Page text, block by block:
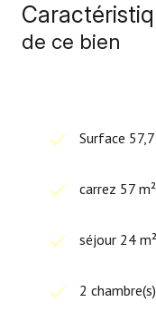
de ce bien
Surface
carrez 57 m²
séjour 24 m²
2 chambre(s)